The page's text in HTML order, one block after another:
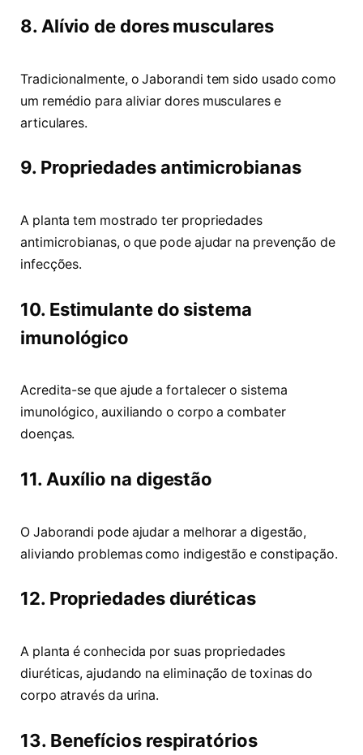
8. Alívio de dores musculares
Tradicionalmente, o Jaborandi tem sido usado como
um remédio para aliviar dores musculares e
articulares.
9. Propriedades antimicrobianas
A planta tem mostrado ter propriedades
antimicrobianas, o que pode ajudar na prevenção de
infecções.
10. Estimulante do sistema
imunológico
Acredita-se que ajude a fortalecer o sistema
imunológico, auxiliando o corpo a combater
doenças.
11. Auxílio na digestão
O Jaborandi pode ajudar a melhorar a digestão,
aliviando problemas como indigestão e constipação.
12. Propriedades diuréticas
A planta é conhecida por suas propriedades
diuréticas, ajudando na eliminação de toxinas do
corpo através da urina.
13. Benefícios respiratórios